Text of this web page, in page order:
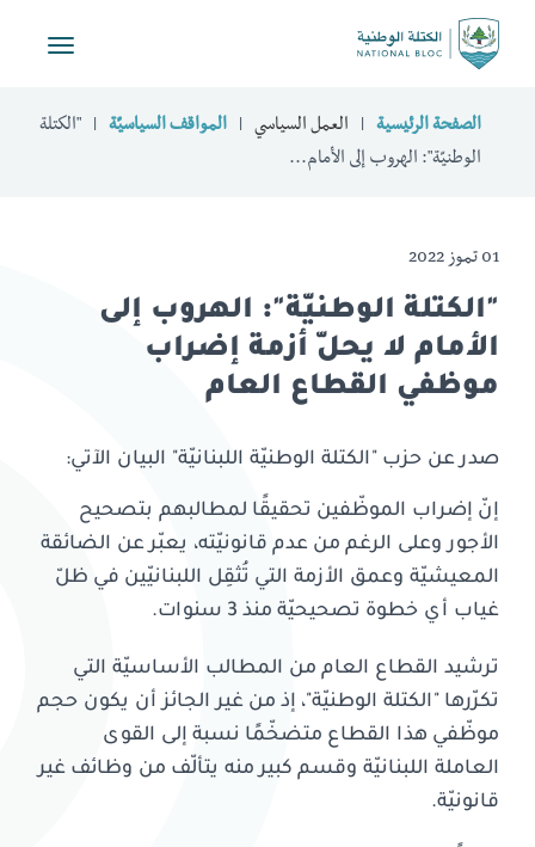
Toggle
الصفحة الرئيسية العمل السياسي المواقف السياسيّة
"الكتلة
الوطنيّة": الهروب إلى الأمام...
01 تموز 2022
"الكتلة الوطنيّة": الهروب إلى
الأمام لا يحلّ أزمة إضراب
موظفي القطاع العام
صدر عن حزب "الكتلة الوطنيّة اللبنانيّة" البيان الآتي:
إنّ إضراب الموظّفين تحقيقًا لمطالبهم بتصحيح
الأجور وعلى الرغم من عدم قانونيّته، يعبّر عن الضائقة
المعيشيّة وعمق الأزمة التي تُثقِل اللبنانيّين في ظلّ
غياب أي خطوة تصحيحيّة منذ 3 سنوات.
ترشيد القطاع العام من المطالب الأساسيّة التي
تكرّرها "الكتلة الوطنيّة"، إذ من غير الجائز أن يكون حجم
موظّفي هذا القطاع متضخّمًا نسبة إلى القوى
العاملة اللبنانيّة وقسم كبير منه يتألّف من وظائف غير
قانونيّة.